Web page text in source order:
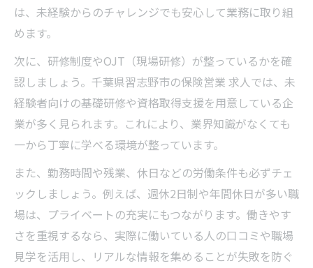
は、未経験からのチャレンジでも安心して業務に取り組
めます。
次に、研修制度やOJT（現場研修）が整っているかを確
認しましょう。千葉県習志野市の保険営業 求人では、未
経験者向けの基礎研修や資格取得支援を用意している企
業が多く見られます。これにより、業界知識がなくても
一から丁寧に学べる環境が整っています。
また、勤務時間や残業、休日などの労働条件も必ずチェ
ックしましょう。例えば、週休2日制や年間休日が多い職
場は、プライベートの充実にもつながります。働きやす
さを重視するなら、実際に働いている人の口コミや職場
見学を活用し、リアルな情報を集めることが失敗を防ぐ